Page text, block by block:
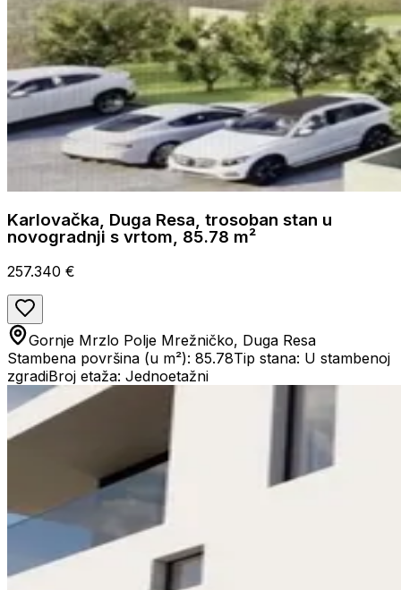
Karlovačka, Duga Resa, trosoban stan u
novogradnji s vrtom, 85.78 m²
257.340 €
Gornje Mrzlo Polje Mrežničko, Duga Resa
Stambena površina (u m²): 85.78Tip stana: U stambenoj
zgradiBroj etaža: Jednoetažni